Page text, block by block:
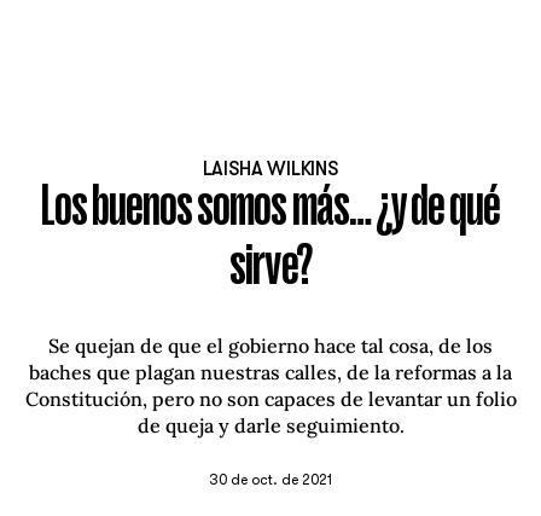
LAISHA WILKINS
Los buenos somos más… ¿y de qué
sirve?
Se quejan de que el gobierno hace tal cosa, de los
baches que plagan nuestras calles, de la reformas a la
Constitución, pero no son capaces de levantar un folio
de queja y darle seguimiento.
30 de oct. de 2021